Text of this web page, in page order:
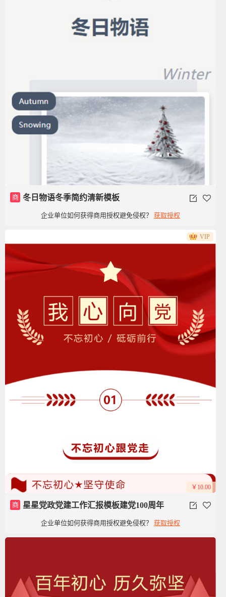
商 冬日物语冬季简约清新模板
企业单位如何获得商用授权避免侵权？ 获取授权
VIP
￥10.00
商 星星党政党建工作汇报模板建党100周年
企业单位如何获得商用授权避免侵权？ 获取授权